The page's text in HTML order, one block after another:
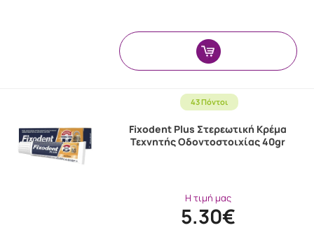
43 Πόντοι
Fixodent Plus Στερεωτική Κρέμα
Τεχνητής Οδοντοστοιχίας 40gr
Η τιμή μας
5.30€